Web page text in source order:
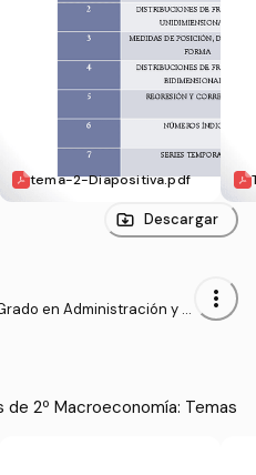
tema-2-Diapositiva.pdf
Descargar
en Administración y D
more_vert
2º Macroeconomía: Temas